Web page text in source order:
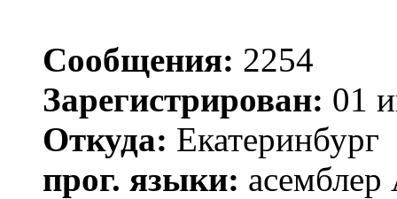
Сообщения: 2254
Зарегистрирован: 01
Откуда: Екатеринбург
прог. языки: асемблер